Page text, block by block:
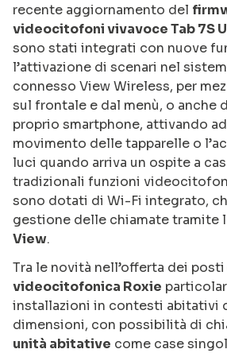
recente aggiornamento del
videocitofoni vivavoce Tab 7S
sono stati integrati con nuove
l’attivazione di scenari nel
connesso View Wireless, per
sul frontale e dal menù, o anche
proprio smartphone, attivando
movimento delle tapparelle o
luci quando arriva un ospite a
tradizionali funzioni
sono dotati di Wi-Fi integrato,
gestione delle chiamate tramite
View.
Tra le novità nell’offerta dei
videocitofonica Roxie
installazioni in contesti abitativi
dimensioni, con possibilità di
unità abitative come case